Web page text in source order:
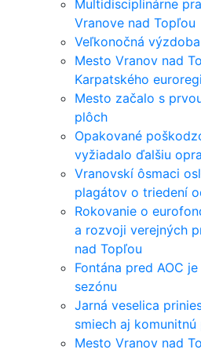
Multidisciplinárne
Vranove nad Topľou
Veľkonočná
Mesto Vranov nad
Karpatského
Mesto začalo s
plôch
Opakované
vyžiadalo ďalšiu
Vranovskí ôsmaci
plagátov o triedení
Rokovanie o
a rozvoji verejných
nad Topľou
Fontána pred AOC
sezónu
Jarná veselica
smiech aj komunitnú
Mesto Vranov nad